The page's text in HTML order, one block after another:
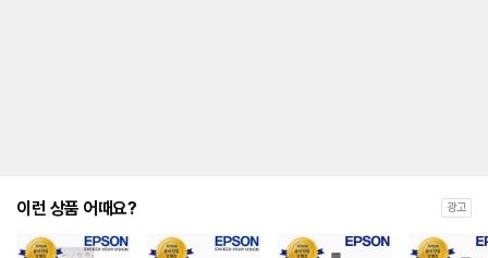
이런 상품 어때요? 광고